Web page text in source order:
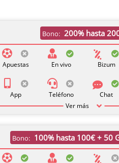
Bono: 200% hasta
Ver más
Apuestas En vivo Bizum
App Teléfono Chat
Bono: 100% hasta 100€ + 50